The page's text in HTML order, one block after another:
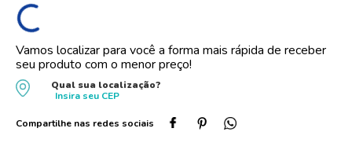
Vamos localizar para você a forma mais rápida de receber
seu produto com o menor preço!
Qual sua localização?
Insira seu CEP
8
9
10ºdove